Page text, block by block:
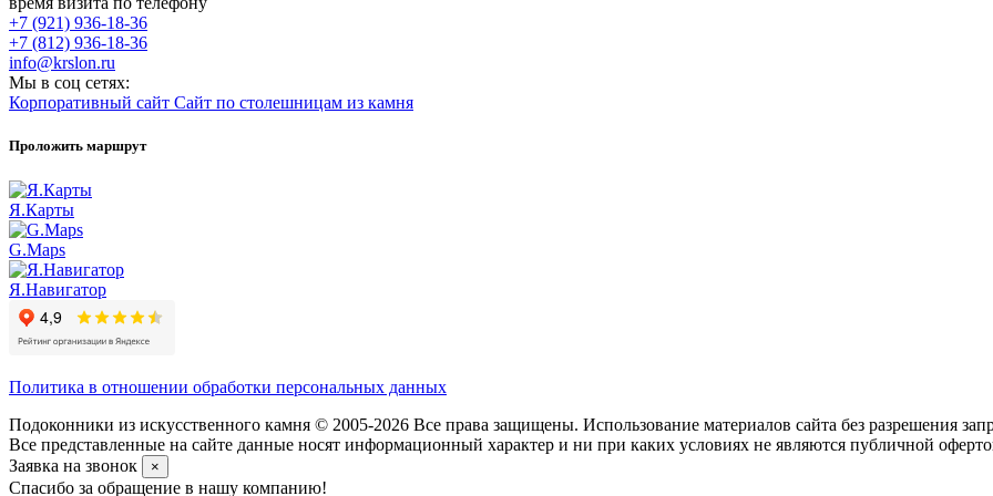
+7 (921) 936-18-36
+7 (812) 936-18-36
info@krslon.ru
Мы в соц сетях:
Корпоративный сайт Сайт по столешницам из камня
Проложить маршрут
Я.Карты
G.Maps
Я.Навигатор
Политика в отношении обработки персональных данных
Подоконники из искусственного камня © 2005-2026 Все права защищены. Использование материалов сайта без разрешения
Все представленные на сайте данные носят информационный характер и ни при каких условиях не являются публичной
Заявка на звонок
×
Спасибо за обращение в нашу компанию!